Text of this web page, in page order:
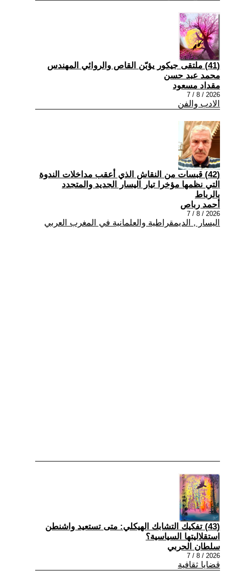
(41) ملتقى جيكور يؤبّن القاص والروائي المهندس
محمد عبد حسن
مقداد مسعود
2026 / 8 / 7
الادب والفن
(42) قبسات من النقاش الذي أعقب مداخلات الندوة
التي نظمها مؤخرا تيار اليسار الجديد والمتجدد
بالرباط
أحمد رباص
2026 / 8 / 7
اليسار , الديمقراطية والعلمانية في المغرب العربي
(43) تفكيك التشابك الهيكلي: متى تستعيد واشنطن
استقلاليتها السياسية؟
سلطان الحربي
2026 / 8 / 7
قضايا ثقافية